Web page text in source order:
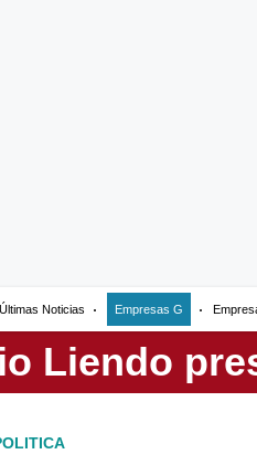
Últimas Noticias Empresas G